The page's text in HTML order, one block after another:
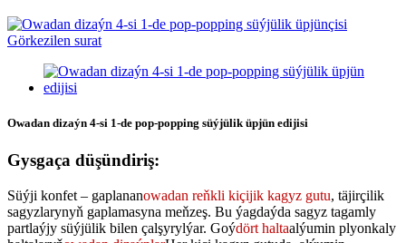
Owadan dizaýn 4-si 1-de pop-popping süýjülik üpjün edijisi
Gysgaça düşündiriş:
Süýji konfet – gaplananowadan reňkli kiçijik kagyz gutu, täjirçilik
sagyzlarynyň gaplamasyna meňzeş. Bu ýagdaýda sagyz tagamly
partlaýjy süýjülik bilen çalşyrylýar. Goýdört haltaalýumin plyonkaly